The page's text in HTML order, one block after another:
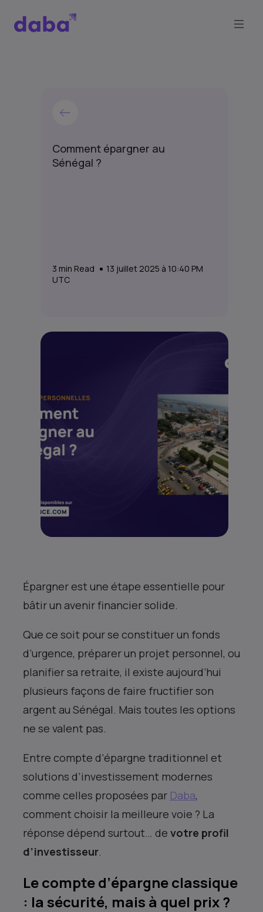
Comment épargner au
Sénégal ?
3 min Read
13 juillet 2025 à 10:40 PM
UTC
Épargner est une étape essentielle pour
bâtir un avenir financier solide.
Que ce soit pour se constituer un fonds
d’urgence, préparer un projet personnel, ou
planifier sa retraite, il existe aujourd’hui
plusieurs façons de faire fructifier son
argent au Sénégal. Mais toutes les options
ne se valent pas.
Entre compte d’épargne traditionnel et
solutions d’investissement modernes
comme celles proposées par Daba,
comment choisir la meilleure voie ? La
réponse dépend surtout… de votre profil
d’investisseur.
Le compte d’épargne classique
: la sécurité, mais à quel prix ?